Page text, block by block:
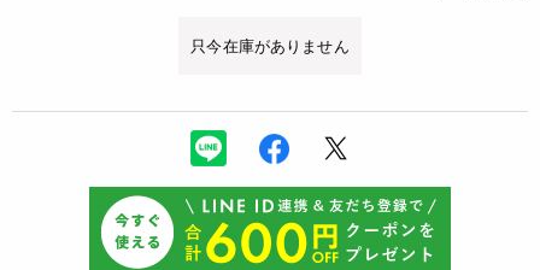
只今在庫がありません